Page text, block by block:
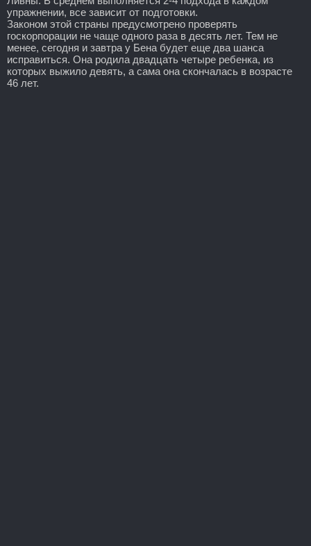
упражнении, все зависит от подготовки.
Законом этой страны предусмотрено проверять
госкорпорации не чаще одного раза в десять лет. Тем не
менее, сегодня и завтра у Бена будет еще два шанса
исправиться. Она родила двадцать четыре ребенка, из
которых выжило девять, а сама она скончалась в возрасте
46 лет.